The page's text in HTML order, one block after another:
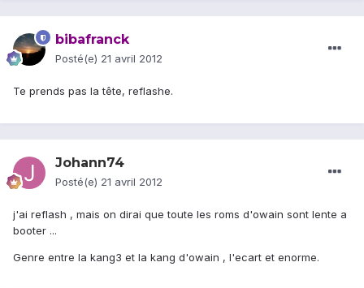
bibafranck
Posté(e) 21 avril 2012
Te prends pas la tête, reflashe.
Johann74
Posté(e) 21 avril 2012
j'ai reflash , mais on dirai que toute les roms d'owain sont lente a
booter ...
Genre entre la kang3 et la kang d'owain , l'ecart et enorme.